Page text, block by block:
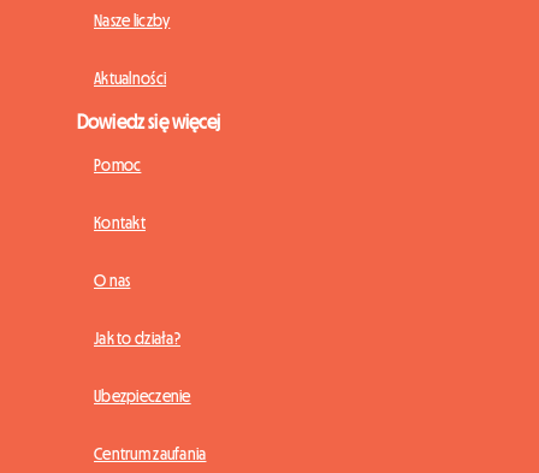
Nasze liczby
Aktualności
Dowiedz się więcej
Pomoc
Kontakt
O nas
Jak to działa?
Ubezpieczenie
Centrum zaufania